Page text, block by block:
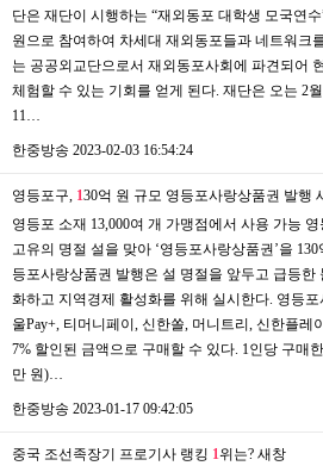
단은 재단이 시행하는 “재외동포 대학생 모국연
원으로 참여하여 차세대 재외동포들과 네트워크
는 공공외교단으로서 재외동포사회에 파견되어
체험할 수 있는 기회를 얻게 된다. 재단은 오는 2
11…
한중방송 2023-02-03 16:54:24
영등포구, 130억 원 규모 영등포사랑상품권 발행
영등포 소재 13,000여 개 가맹점에서 사용 가능
고유의 명절 설을 맞아 ‘영등포사랑상품권’을
등포사랑상품권 발행은 설 명절을 앞두고 급등
화하고 지역경제 활성화를 위해 실시한다. 영등
울Pay+, 티머니페이, 신한쏠, 머니트리, 신한플레
7% 할인된 금액으로 구매할 수 있다. 1인당 구매
만 원)…
한중방송 2023-01-17 09:42:05
중국 조선족장기 프로기사 랭킹 1위는? 새창